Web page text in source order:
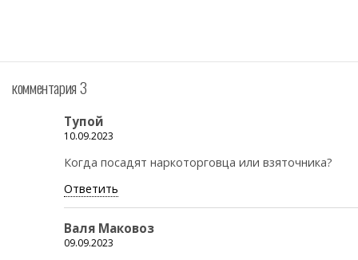
комментария 3
Тупой
10.09.2023
Когда посадят наркоторговца или взяточника?
Ответить
Валя Маковоз
09.09.2023